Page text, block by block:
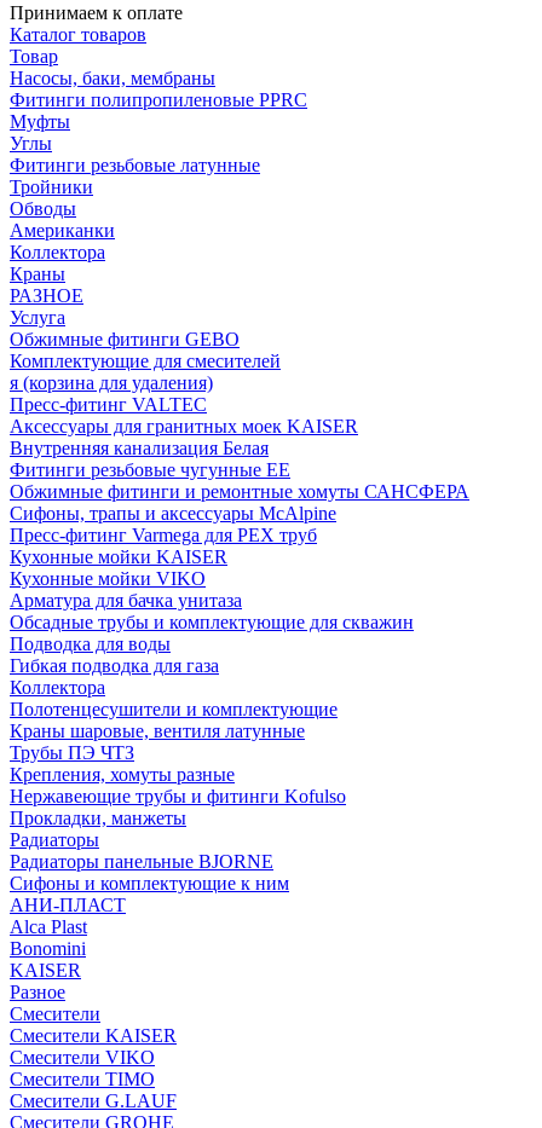
Принимаем к оплате
Каталог товаров
Товар
Насосы, баки, мембраны
Фитинги полипропиленовые PPRC
Муфты
Углы
Фитинги резьбовые латунные
Тройники
Обводы
Американки
Коллектора
Краны
РАЗНОЕ
Услуга
Обжимные фитинги GEBO
Комплектующие для смесителей
я (корзина для удаления)
Пресс-фитинг VALTEC
Аксессуары для гранитных моек KAISER
Внутренняя канализация Белая
Фитинги резьбовые чугунные EE
Обжимные фитинги и ремонтные хомуты САНСФЕРА
Сифоны, трапы и аксессуары McAlpine
Пресс-фитинг Varmega для PEX труб
Кухонные мойки KAISER
Кухонные мойки VIKO
Арматура для бачка унитаза
Обсадные трубы и комплектующие для скважин
Подводка для воды
Гибкая подводка для газа
Коллектора
Полотенцесушители и комплектующие
Краны шаровые, вентиля латунные
Трубы ПЭ ЧТЗ
Крепления, хомуты разные
Нержавеющие трубы и фитинги Kofulso
Прокладки, манжеты
Радиаторы
Радиаторы панельные BJORNE
Сифоны и комплектующие к ним
АНИ-ПЛАСТ
Alca Plast
Bonomini
KAISER
Разное
Смесители
Смесители KAISER
Смесители VIKO
Смесители TIMO
Смесители G.LAUF
Смесители GROHE